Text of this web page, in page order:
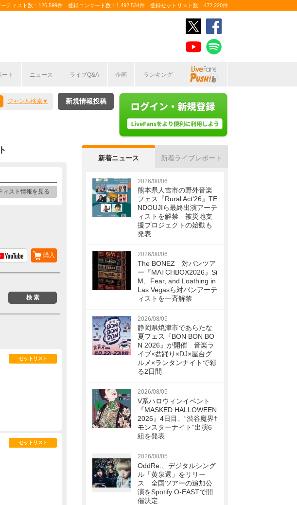
ーティスト数：126,599件 登録コンサート数：1,492,534件 登録セットリスト数：472,220件
ート ニュース ライブQ&A 企画 ランキング
ジャンル検索 新規情報投稿
ィスト情報を見る
購入
セットリスト
セットリスト
新着ニュース 新着ライブレポート
2026/08/06
熊本県人吉市の野外音楽
フェス『Rural Act'26』TE
NDOUJIら最終出演アーテ
ィストを解禁 被災地支
援プロジェクトの始動も
発表
2026/08/06
The BONEZ 対バンツア
ー『MATCHBOX2026』Si
M、Fear, and Loathing in
Las Vegasら対バンアーテ
ィストを一斉解禁
2026/08/05
静岡県焼津市であらたな
夏フェス『BON BON BO
N 2026』が開催 音楽ラ
イブ×盆踊り×DJ×屋台グ
ルメ×ランタンナイトで彩
る2日間
2026/08/05
V系ハロウィンイベント
『MASKED HALLOWEEN
2026』4日目、“渋谷魔界†
モンスターナイト”出演6
組を発表
2026/08/05
OddRe:、デジタルシング
ル「黄泉還」をリリー
ス 全国ツアーの追加公
演をSpotify O-EASTで開
催決定